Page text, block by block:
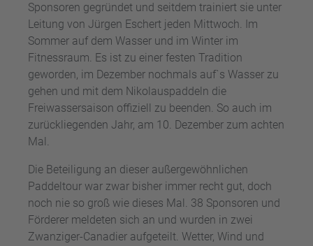
Sponsoren gegründet und seitdem trainiert sie unter
Leitung von Jürgen Eschert jeden Mittwoch. Im
Sommer auf dem Wasser und im Winter im
Fitnessraum. Es ist zu einer festen Tradition
geworden, im Dezember nochmals auf`s Wasser zu
gehen und mit dem Nikolauspaddeln die
Freiwassersaison offiziell zu beenden. So auch im
zurückliegenden Jahr, am 10. Dezember zum achten
Mal.
Die Beteiligung an dieser außergewöhnlichen
Paddeltour war zwar bisher immer recht gut, doch
noch nie so groß wie dieses Mal. 38 Sponsoren und
Förderer meldeten sich an und wurden in zwei
Zwanziger-Canadier aufgeteilt. Wetter, Wind und